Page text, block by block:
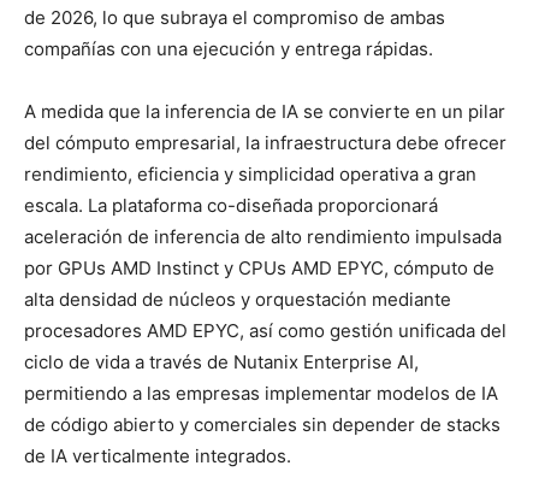
de 2026, lo que subraya el compromiso de ambas
compañías con una ejecución y entrega rápidas.
A medida que la inferencia de IA se convierte en un pilar
del cómputo empresarial, la infraestructura debe ofrecer
rendimiento, eficiencia y simplicidad operativa a gran
escala. La plataforma co-diseñada proporcionará
aceleración de inferencia de alto rendimiento impulsada
por GPUs AMD Instinct y CPUs AMD EPYC, cómputo de
alta densidad de núcleos y orquestación mediante
procesadores AMD EPYC, así como gestión unificada del
ciclo de vida a través de Nutanix Enterprise AI,
permitiendo a las empresas implementar modelos de IA
de código abierto y comerciales sin depender de stacks
de IA verticalmente integrados.